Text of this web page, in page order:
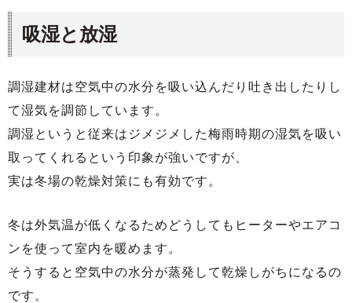
吸湿と放湿
調湿建材は空気中の水分を吸い込んだり吐き出したりし
て湿気を調節しています。
調湿というと従来はジメジメした梅雨時期の湿気を吸い
取ってくれるという印象が強いですが、
実は冬場の乾燥対策にも有効です。
冬は外気温が低くなるためどうしてもヒーターやエアコ
ンを使って室内を暖めます。
そうすると空気中の水分が蒸発して乾燥しがちになるの
です。